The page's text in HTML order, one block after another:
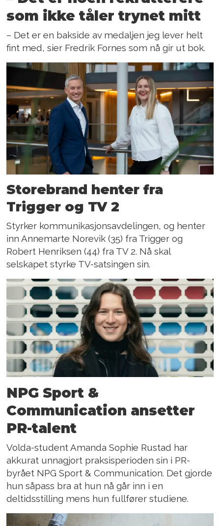
som ikke tåler trynet mitt
– Det er en bakside av medaljen jeg lever helt
fint med, sier Fredrik Fornes som nå gir ut bok.
Storebrand henter fra
Trigger og TV 2
Styrker kommunikasjonsavdelingen, og henter
inn Annemarte Norevik (35) fra Trigger og
Robert Henriksen (44) fra TV 2. Nå skal
selskapet styrke TV-satsingen sin.
NPG Sport &
Communication ansetter
PR-talent
Volda-student Amanda Sophie Rustad har
akkurat unnagjort praksisperioden sin i PR-
byrået NPG Sport & Communication. Det gjorde
hun såpass bra at hun nå går inn i en
deltidsstilling mens hun fullfører studiene.